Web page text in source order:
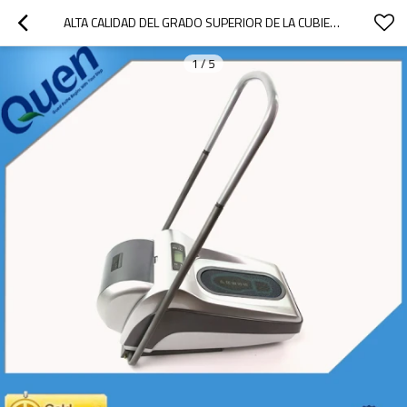
ALTA CALIDAD DEL GRADO SUPERIOR DE LA CUBIERTA DEL ZAPATO DISPENSADOR AUTOMÁTICO PARA EL HOSPITAL
1/5